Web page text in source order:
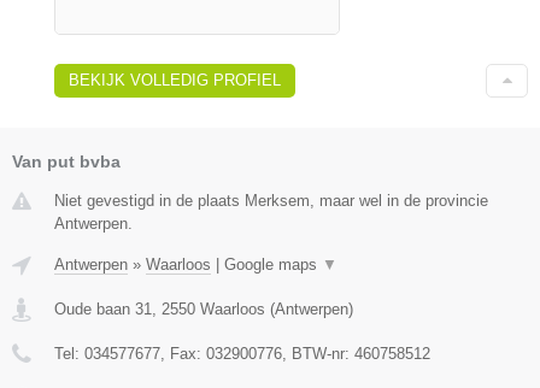
BEKIJK VOLLEDIG PROFIEL
Van put bvba
Niet gevestigd in de plaats Merksem, maar wel in de provincie
Antwerpen.
Antwerpen » Waarloos Google maps ▼
Oude baan 31, 2550 Waarloos (Antwerpen)
Tel: 034577677, Fax: 032900776, BTW-nr: 460758512